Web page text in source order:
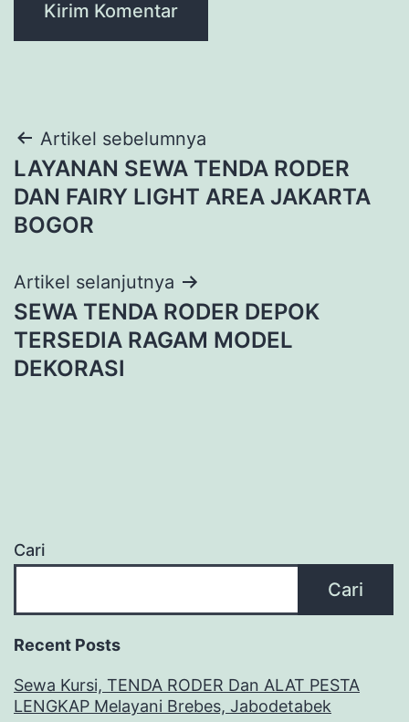
Navigasi
pos
Artikel sebelumnya
LAYANAN SEWA TENDA RODER
DAN FAIRY LIGHT AREA JAKARTA
BOGOR
Artikel selanjutnya
SEWA TENDA RODER DEPOK
TERSEDIA RAGAM MODEL
DEKORASI
Cari
Cari
Recent Posts
Sewa Kursi, TENDA RODER Dan ALAT PESTA
LENGKAP Melayani Brebes, Jabodetabek